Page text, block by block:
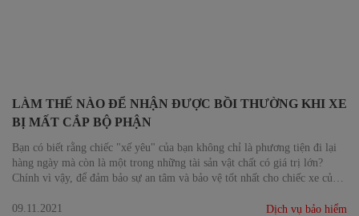
LÀM THẾ NÀO ĐỂ NHẬN ĐƯỢC BỒI THƯỜNG KHI XE
BỊ MẤT CẮP BỘ PHẬN
Bạn có biết rằng chiếc "xế yêu" của bạn không chỉ là phương tiện đi lại
hàng ngày mà còn là một trong những tài sản vật chất có giá trị lớn?
Chính vì vậy, để đảm bảo sự an tâm và bảo vệ tốt nhất cho chiếc xe của
nhất là bồi thường khi xe bị mất cắp bộ phận.
09.11.2021 Dịch vụ bảo hiểm